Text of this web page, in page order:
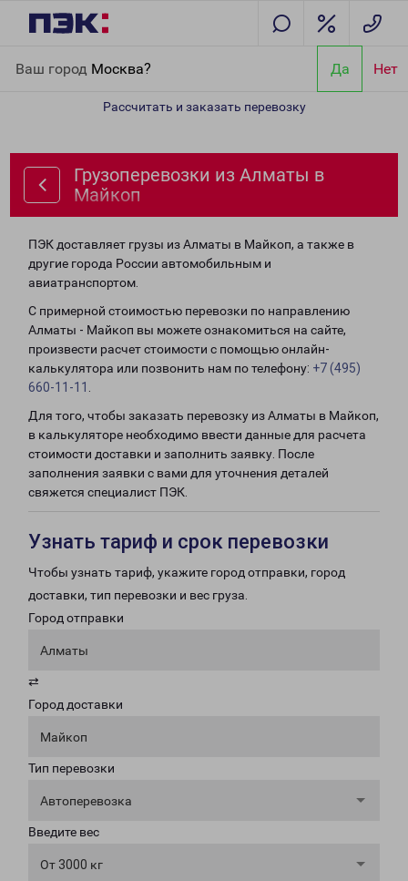
Ваш город Москва? Да Нет
Рассчитать и заказать перевозку
Грузоперевозки из Алматы в
Майкоп
ПЭК доставляет грузы из Алматы в Майкоп, а также в
другие города России автомобильным и
авиатранспортом.
С примерной стоимостью перевозки по направлению
Алматы - Майкоп вы можете ознакомиться на сайте,
произвести расчет стоимости с помощью онлайн-
калькулятора или позвонить нам по телефону: +7 (495)
660-11-11
Для того, чтобы заказать перевозку из Алматы в Майкоп,
в калькуляторе необходимо ввести данные для расчета
стоимости доставки и заполнить заявку. После
заполнения заявки с вами для уточнения деталей
свяжется специалист ПЭК.
Узнать тариф и срок перевозки
Чтобы узнать тариф, укажите город отправки, город
доставки, тип перевозки и вес груза.
Город отправки
Алматы
⇄
Город доставки
Майкоп
Тип перевозки
Автоперевозка
Введите вес
От 3000 кг